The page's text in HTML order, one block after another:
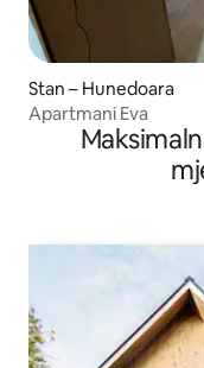
Stan – Hunedoara
Apartmani Eva